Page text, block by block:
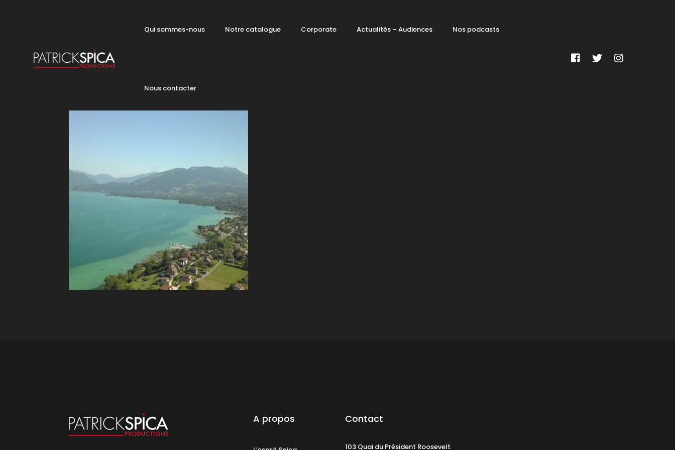
Qui sommes-nous Notre catalogue Corporate Actualités – Audiences Nos podcasts
Nous contacter
A propos Contact
103 Quai du Président Roosevelt